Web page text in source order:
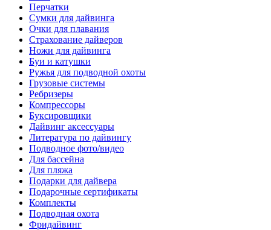
Перчатки
Сумки для дайвинга
Очки для плавания
Страхование дайверов
Ножи для дайвинга
Буи и катушки
Ружья для подводной охоты
Грузовые системы
Ребризеры
Компрессоры
Буксировщики
Дайвинг аксессуары
Литература по дайвингу
Подводное фото/видео
Для бассейна
Для пляжа
Подарки для дайвера
Подарочные сертификаты
Комплекты
Подводная охота
Фридайвинг